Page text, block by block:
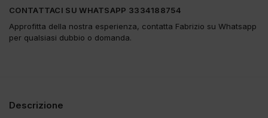
CONTATTACI SU WHATSAPP 3334188754
Approfitta della nostra esperienza, contatta Fabrizio su Whatsapp
per qualsiasi dubbio o domanda.
Descrizione